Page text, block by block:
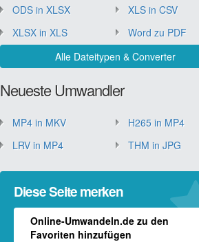
ODS in XLSX
XLS in CSV
XLSX in XLS
Word zu PDF
Alle Dateitypen & Converter
Neueste Umwandler
MP4 in MKV
H265 in MP4
LRV in MP4
THM in JPG
Diese Seite merken
Online-Umwandeln.de zu den
Favoriten hinzufügen